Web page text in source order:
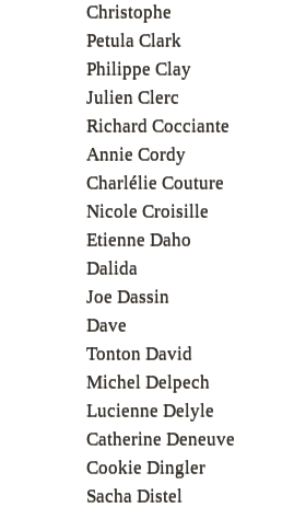
Christophe
Petula Clark
Philippe Clay
Julien Clerc
Richard Cocciante
Annie Cordy
Charlélie Couture
Nicole Croisille
Etienne Daho
Dalida
Joe Dassin
Dave
Tonton David
Michel Delpech
Lucienne Delyle
Catherine Deneuve
Cookie Dingler
Sacha Distel